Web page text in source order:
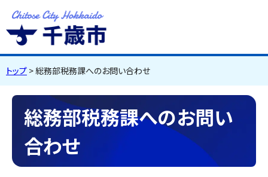
千歳市Chitose City
Hokkaido
トップ > 総務部税務課へのお問い合わせ
総務部税務課へのお問い
合わせ